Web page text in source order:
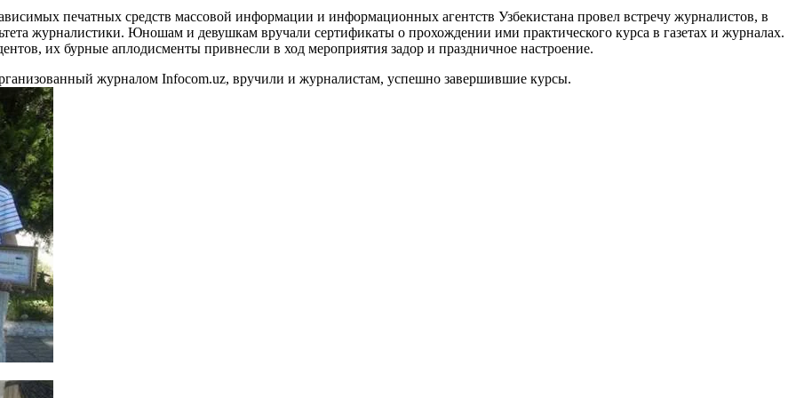
печатных средств массовой информации и информационных агентств Узбекистана провел встречу журналистов, в
журналистики. Юношам и девушкам вручали сертификаты о прохождении ими практического курса в газетах и журналах.
их бурные аплодисменты привнесли в ход мероприятия задор и праздничное настроение.
журналом Infoсom.uz, вручили и журналистам, успешно завершившие курсы.